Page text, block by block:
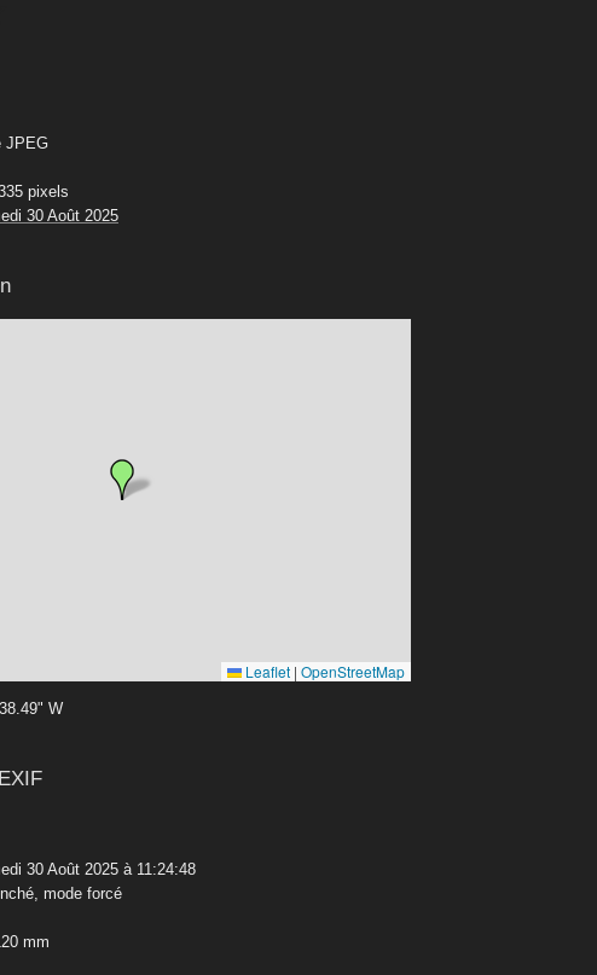
JPEG
pixels
30 Août 2025
Leaflet | OpenStreetMap
W
30 Août 2025 à 11:24:48
mode forcé
mm